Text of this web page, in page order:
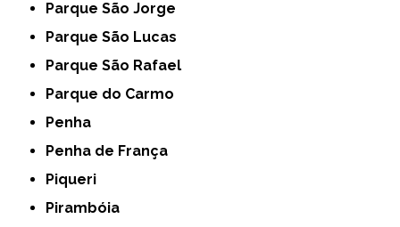
Parque São Jorge
Parque São Lucas
Parque São Rafael
Parque do Carmo
Penha
Penha de França
Piqueri
Pirambóia